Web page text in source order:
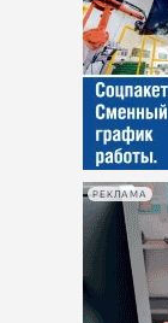
РЕКЛАМА